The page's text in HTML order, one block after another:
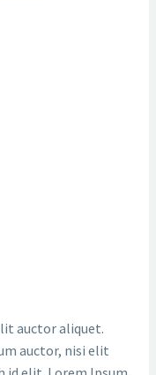
auctor aliquet.
auctor, nisi elit